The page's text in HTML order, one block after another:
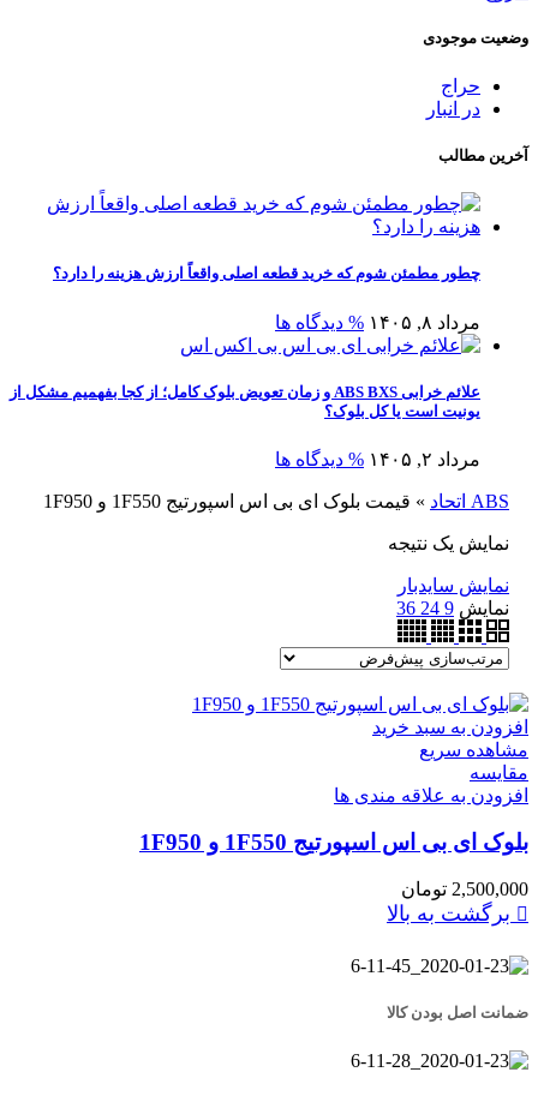
وضعیت موجودی
حراج
در انبار
آخرین مطالب
چطور مطمئن شوم که خرید قطعه اصلی واقعاً ارزش هزینه را دارد؟
مرداد ۸, ۱۴۰۵ % دیدگاه ها
علائم خرابی ABS BXS و زمان تعویض بلوک کامل؛ از کجا بفهمیم مشکل از
یونیت است یا کل بلوک؟
مرداد ۲, ۱۴۰۵ % دیدگاه ها
ABS اتحاد » قیمت بلوک ای بی اس اسپورتیج 1F550 و 1F950
نمایش یک نتیجه
نمایش سایدبار
نمایش 9
24
36
افزودن به سبد خرید
مشاهده سریع
مقایسه
افزودن به علاقه مندی ها
بلوک ای بی اس اسپورتیج 1F550 و 1F950
2,500,000 تومان
برگشت به بالا
ضمانت اصل بودن کالا